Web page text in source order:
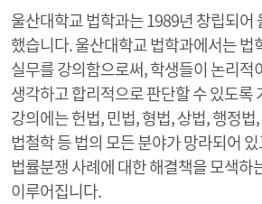
울산대학교 법학과는 1989년 창립되어
했습니다. 울산대학교 법학과에서는 법
실무를 강의함으로써, 학생들이 논리적
생각하고 합리적으로 판단할 수 있도록
강의에는 헌법, 민법, 형법, 상법, 행정
법철학 등 법의 모든 분야가 망라되어
법률분쟁 사례에 대한 해결책을 모색하
이루어집니다.